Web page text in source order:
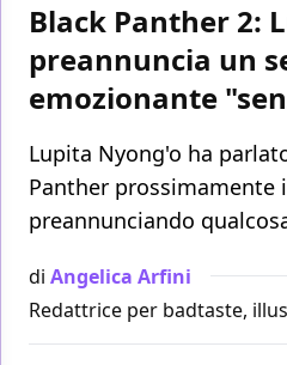
Black Panther 2:
preannuncia un
emozionante
Lupita Nyong'o ha
Panther prossimamente
preannunciando
di Angelica Arfini
Redattrice per badtaste,